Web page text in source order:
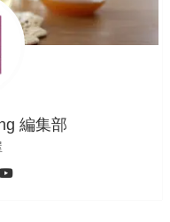
編集部